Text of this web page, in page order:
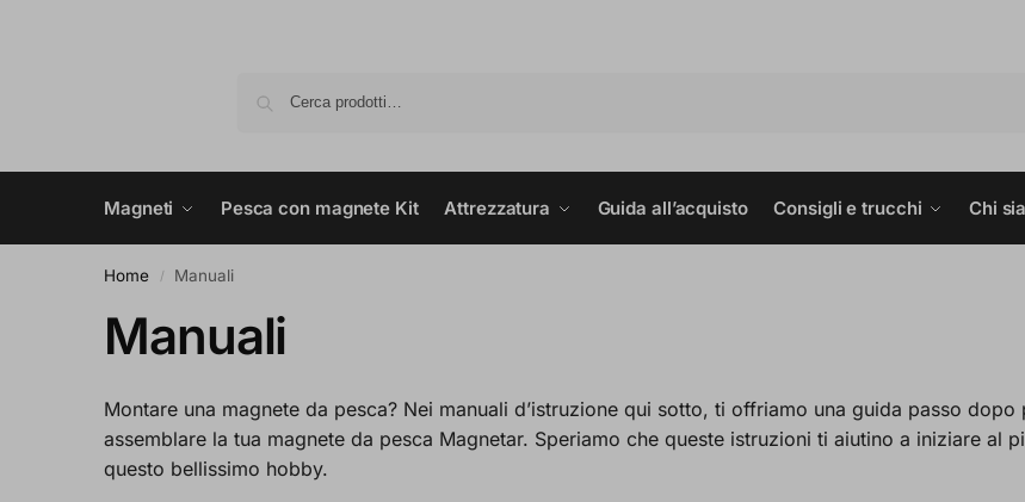
Magneti Pesca con magnete Kit Attrezzatura Guida all’acquisto Consigli e trucchi Chi
Home / Manuali
Manuali
Montare una magnete da pesca? Nei manuali d’istruzione qui sotto, ti offriamo una guida passo dopo
assemblare la tua magnete da pesca Magnetar. Speriamo che queste istruzioni ti aiutino a iniziare al
questo bellissimo hobby.